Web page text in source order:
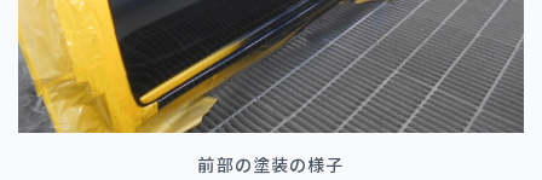
前部の塗装の様子